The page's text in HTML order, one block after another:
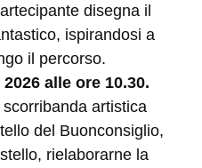
disegna il
ispirandosi a
il percorso.
alle ore 10.30.
scorribanda artistica
del Buonconsiglio,
rielaborarne la